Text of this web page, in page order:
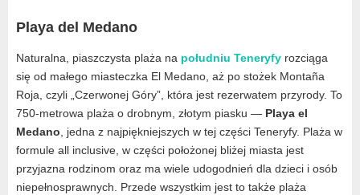
Playa del Medano
Naturalna, piaszczysta plaża na południu Teneryfy rozciąga
się od małego miasteczka El Medano, aż po stożek Montaña
Roja, czyli „Czerwonej Góry”, która jest rezerwatem przyrody. To
750-metrowa plaża o drobnym, złotym piasku — Playa el
Medano , jedna z najpiękniejszych w tej części Teneryfy. Plaża w
formule all inclusive, w części położonej bliżej miasta jest
przyjazna rodzinom oraz ma wiele udogodnień dla dzieci i osób
niepełnosprawnych. Przede wszystkim jest to także plaża